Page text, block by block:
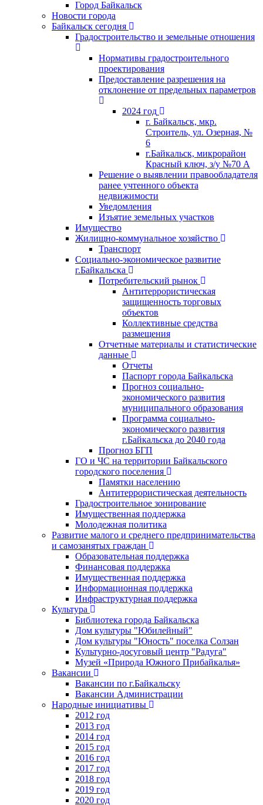
Город Байкальск
Новости города
Байкальск сегодня
Градостроительство и земельные отношения
Нормативы градостроительного
проектирования
Предоставление разрешения на
отклонение от предельных параметров
2024 год
г. Байкальск, мкр.
Строитель, ул. Озерная, №
6
г.Байкальск, микрорайон
Красный ключ, з/у №70 А
Решение о выявлении правообладателя
ранее учтенного объекта
недвижимости
Уведомления
Изъятие земельных участков
Имущество
Жилищно-коммунальное хозяйство
Транспорт
Социально-экономическое развитие
г.Байкальска
Потребительский рынок
Антитеррористическая
защищенность торговых
объектов
Коллективные средства
размещения
Отчетные материалы и статистические
данные
Отчеты
Паспорт города Байкальска
Прогноз социально-
экономического развития
муниципального образования
Программа социально-
экономического развития
г.Байкальска до 2040 года
Прогноз БГП
ГО и ЧС на территории Байкальского
городского поселения
Памятки населению
Антитеррористическая деятельность
Градостроительное зонирование
Имущественная поддержка
Молодежная политика
Развитие малого и среднего предпринимательства
и самозанятых граждан
Образовательная поддержка
Финансовая поддержка
Имущественная поддержка
Информационная поддержка
Инфраструктурная поддержка
Культура
Библиотека города Байкальска
Дом культуры "Юбилейный"
Дом культуры "Юность" поселка Солзан
Культурно-досуговый центр "Радуга"
Музей «Природа Южного Прибайкалья»
Вакансии
Вакансии по г.Байкальску
Вакансии Администрации
Народные инициативы
2012 год
2013 год
2014 год
2015 год
2016 год
2017 год
2018 год
2019 год
2020 год